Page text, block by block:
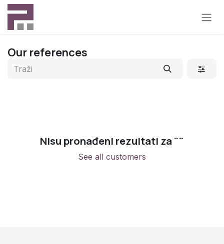
Preskoči na sadržaj
Our references
Nisu pronađeni rezultati za ""
See all customers